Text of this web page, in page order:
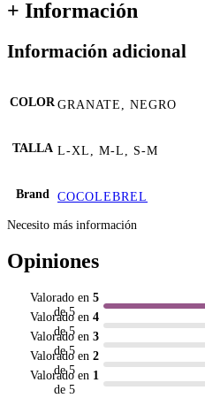
+ Información
Información adicional
COLOR GRANATE, NEGRO
TALLA L-XL, M-L, S-M
Brand COCOLEBREL
Necesito más información
Opiniones
Valorado en 5
de 5
Valorado en 4
de 5
Valorado en 3
de 5
Valorado en 2
de 5
Valorado en 1
de 5